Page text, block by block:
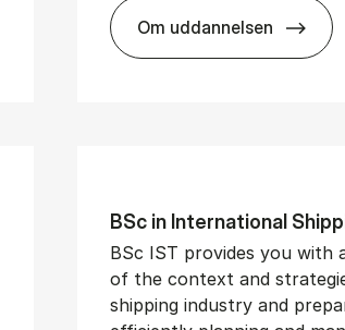
Man­age­ment
Om uddannelsen
BSc in
BSc in In­ter­na­tion­al
BSc IST provides you with
of the context and
shipping industry and